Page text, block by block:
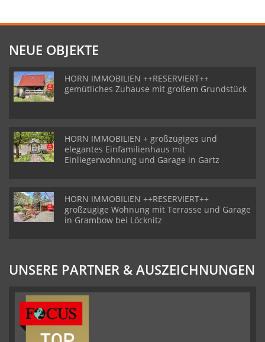
NEUE OBJEKTE
HORN IMMOBILIEN ++RESERVIERT++
gemütliches Zuhause mit großem Grundstück
HORN IMMOBILIEN + großzügiges und
elegantes Einfamilienhaus mit
Einliegerwohnung und Garage in Gartz
HORN IMMOBILIEN ++RESERVIERT++
großzügige Wohnung mit Terrasse und Garage
in Grambow bei Löcknitz
UNSERE PARTNER & AUSZEICHNUNGEN